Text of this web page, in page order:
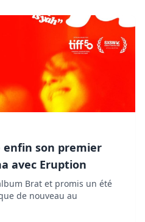
enfin son premier
avec Eruption
Brat et promis un été
de nouveau au